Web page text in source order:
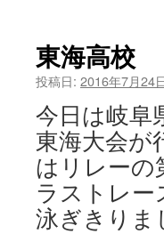
東海高校
投稿日: 2016年7月24
今日は岐阜
東海大会が
はリレーの
ラストレ
泳ぎきり